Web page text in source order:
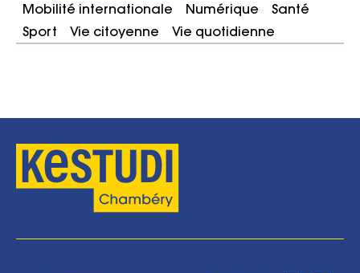
Mobilité internationale
Numérique
Santé
Sport
Vie citoyenne Vie quotidienne